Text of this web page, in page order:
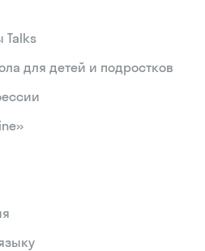
Talks
для детей и подростков